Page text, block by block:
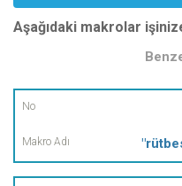
Aşağıdaki makrolar
No
Makro
Adı